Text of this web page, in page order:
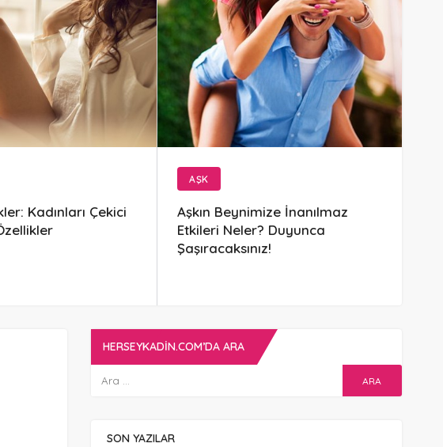
Kadınları Çekici
AŞK
Aşkın Beynimize İnanılmaz
Etkileri Neler? Duyunca
Şaşıracaksınız!
HERSEYKADIN.COM’DA ARA
SON YAZILAR